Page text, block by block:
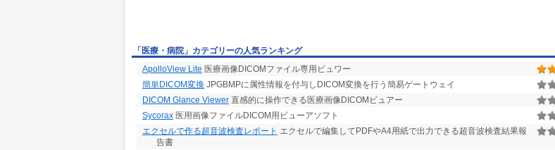
「医療・病院」カテゴリーの人気ランキング
ApolloView Lite 医療画像DICOMファイル専用ビュワー
簡単DICOM変換 JPGBMPに属性情報を付与しDICOM変換を行う簡易ゲートウェイ
DICOM Glance Viewer 直感的に操作できる医療画像DICOMビュアー
Sycorax 医用画像ファイルDICOM用ビューアソフト
エクセルで作る超音波検査レポート エクセルで編集してPDFやA4用紙で出力できる超音波検査結果報
告書